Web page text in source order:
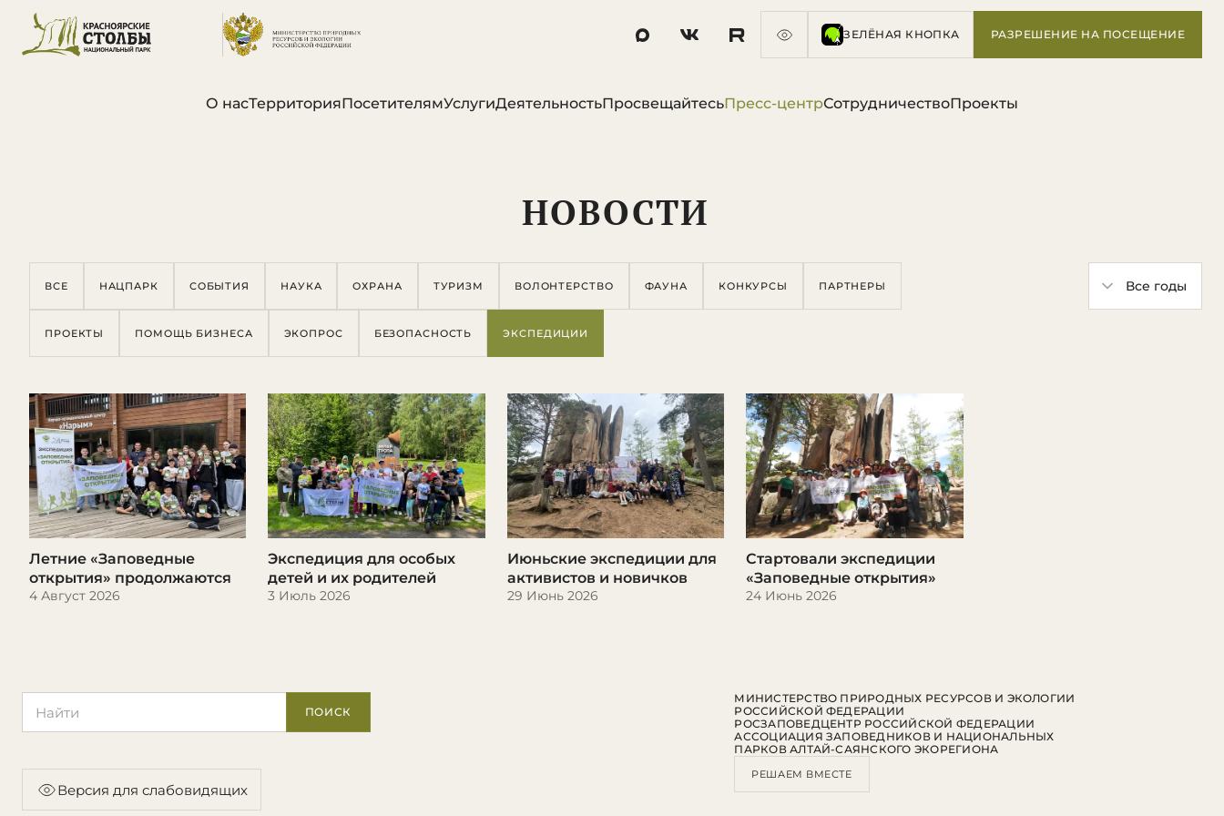
ЗЕЛЁНАЯ КНОПКА РАЗРЕШЕНИЕ НА ПОСЕЩЕНИЕ
О насТерриторияПосетителямУслугиДеятельностьПросвещайтесьПресс-центрСотрудничествоПроекты
НОВОСТИ
ВСЕ НАЦПАРК СОБЫТИЯ НАУКА ОХРАНА ТУРИЗМ ВОЛОНТЕРСТВО ФАУНА КОНКУРСЫ ПАРТНЕРЫ
ПРОЕКТЫ ПОМОЩЬ БИЗНЕСА ЭКОПРОС БЕЗОПАСНОСТЬ ЭКСПЕДИЦИИ
Год
Летние «Заповедные
открытия» продолжаются
4 Август 2026
Экспедиция для особых
детей и их родителей
3 Июль 2026
Июньские экспедиции для
активистов и новичков
29 Июнь 2026
Стартовали экспедиции
«Заповедные открытия»
24 Июнь 2026
ПОИСК
Версия для слабовидящих
МИНИСТЕРСТВО ПРИРОДНЫХ РЕСУРСОВ И ЭКОЛОГИИ
РОССИЙСКОЙ ФЕДЕРАЦИИ
РОСЗАПОВЕДЦЕНТР РОССИЙСКОЙ ФЕДЕРАЦИИ
АССОЦИАЦИЯ ЗАПОВЕДНИКОВ И НАЦИОНАЛЬНЫХ
ПАРКОВ АЛТАЙ-САЯНСКОГО ЭКОРЕГИОНА
РЕШАЕМ ВМЕСТЕ